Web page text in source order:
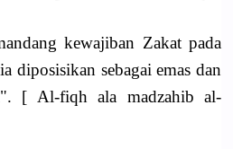
kewajiban Zakat pada
diposisikan sebagai emas dan
[ Al-fiqh ala madzahib al-